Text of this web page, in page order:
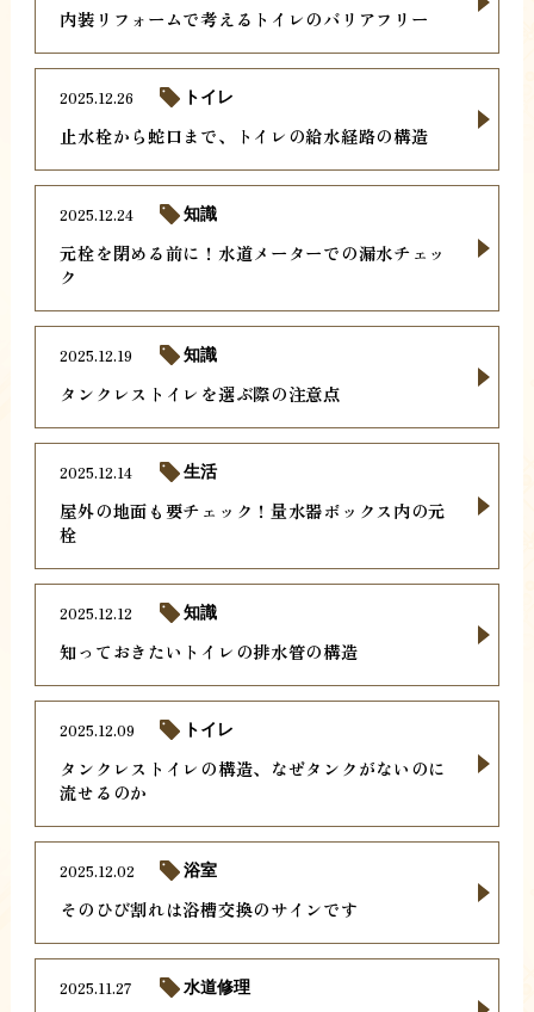
内装リフォームで考えるトイレのバリアフリー
止水栓から蛇口まで、トイレの給水経路の構造
2025.12.26 トイレ
元栓を閉める前に！水道メーターでの漏水チェッ
ク
2025.12.24 知識
タンクレストイレを選ぶ際の注意点
2025.12.19 知識
屋外の地面も要チェック！量水器ボックス内の元
栓
2025.12.14 生活
知っておきたいトイレの排水管の構造
2025.12.12 知識
タンクレストイレの構造、なぜタンクがないのに
流せるのか
2025.12.09 トイレ
そのひび割れは浴槽交換のサインです
2025.12.02 浴室
2025.11.27 水道修理